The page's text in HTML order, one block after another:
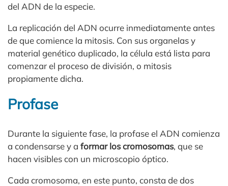
del ADN de la especie.
La replicación del ADN ocurre inmediatamente antes
de que comience la mitosis. Con sus organelas y
material genético duplicado, la célula está lista para
comenzar el proceso de división, o mitosis
propiamente dicha.
Profase
Durante la siguiente fase, la profase el ADN comienza
a condensarse y a formar los cromosomas, que se
hacen visibles con un microscopio óptico.
Cada cromosoma, en este punto, consta de dos